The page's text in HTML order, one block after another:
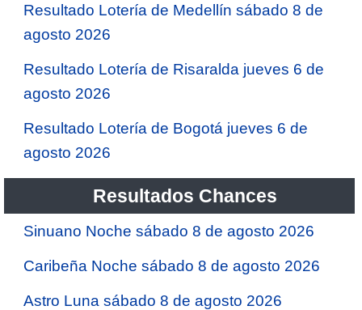
Resultado Lotería de Medellín sábado 8 de
agosto 2026
Resultado Lotería de Risaralda jueves 6 de
agosto 2026
Resultado Lotería de Bogotá jueves 6 de
agosto 2026
Resultados Chances
Sinuano Noche sábado 8 de agosto 2026
Caribeña Noche sábado 8 de agosto 2026
Astro Luna sábado 8 de agosto 2026